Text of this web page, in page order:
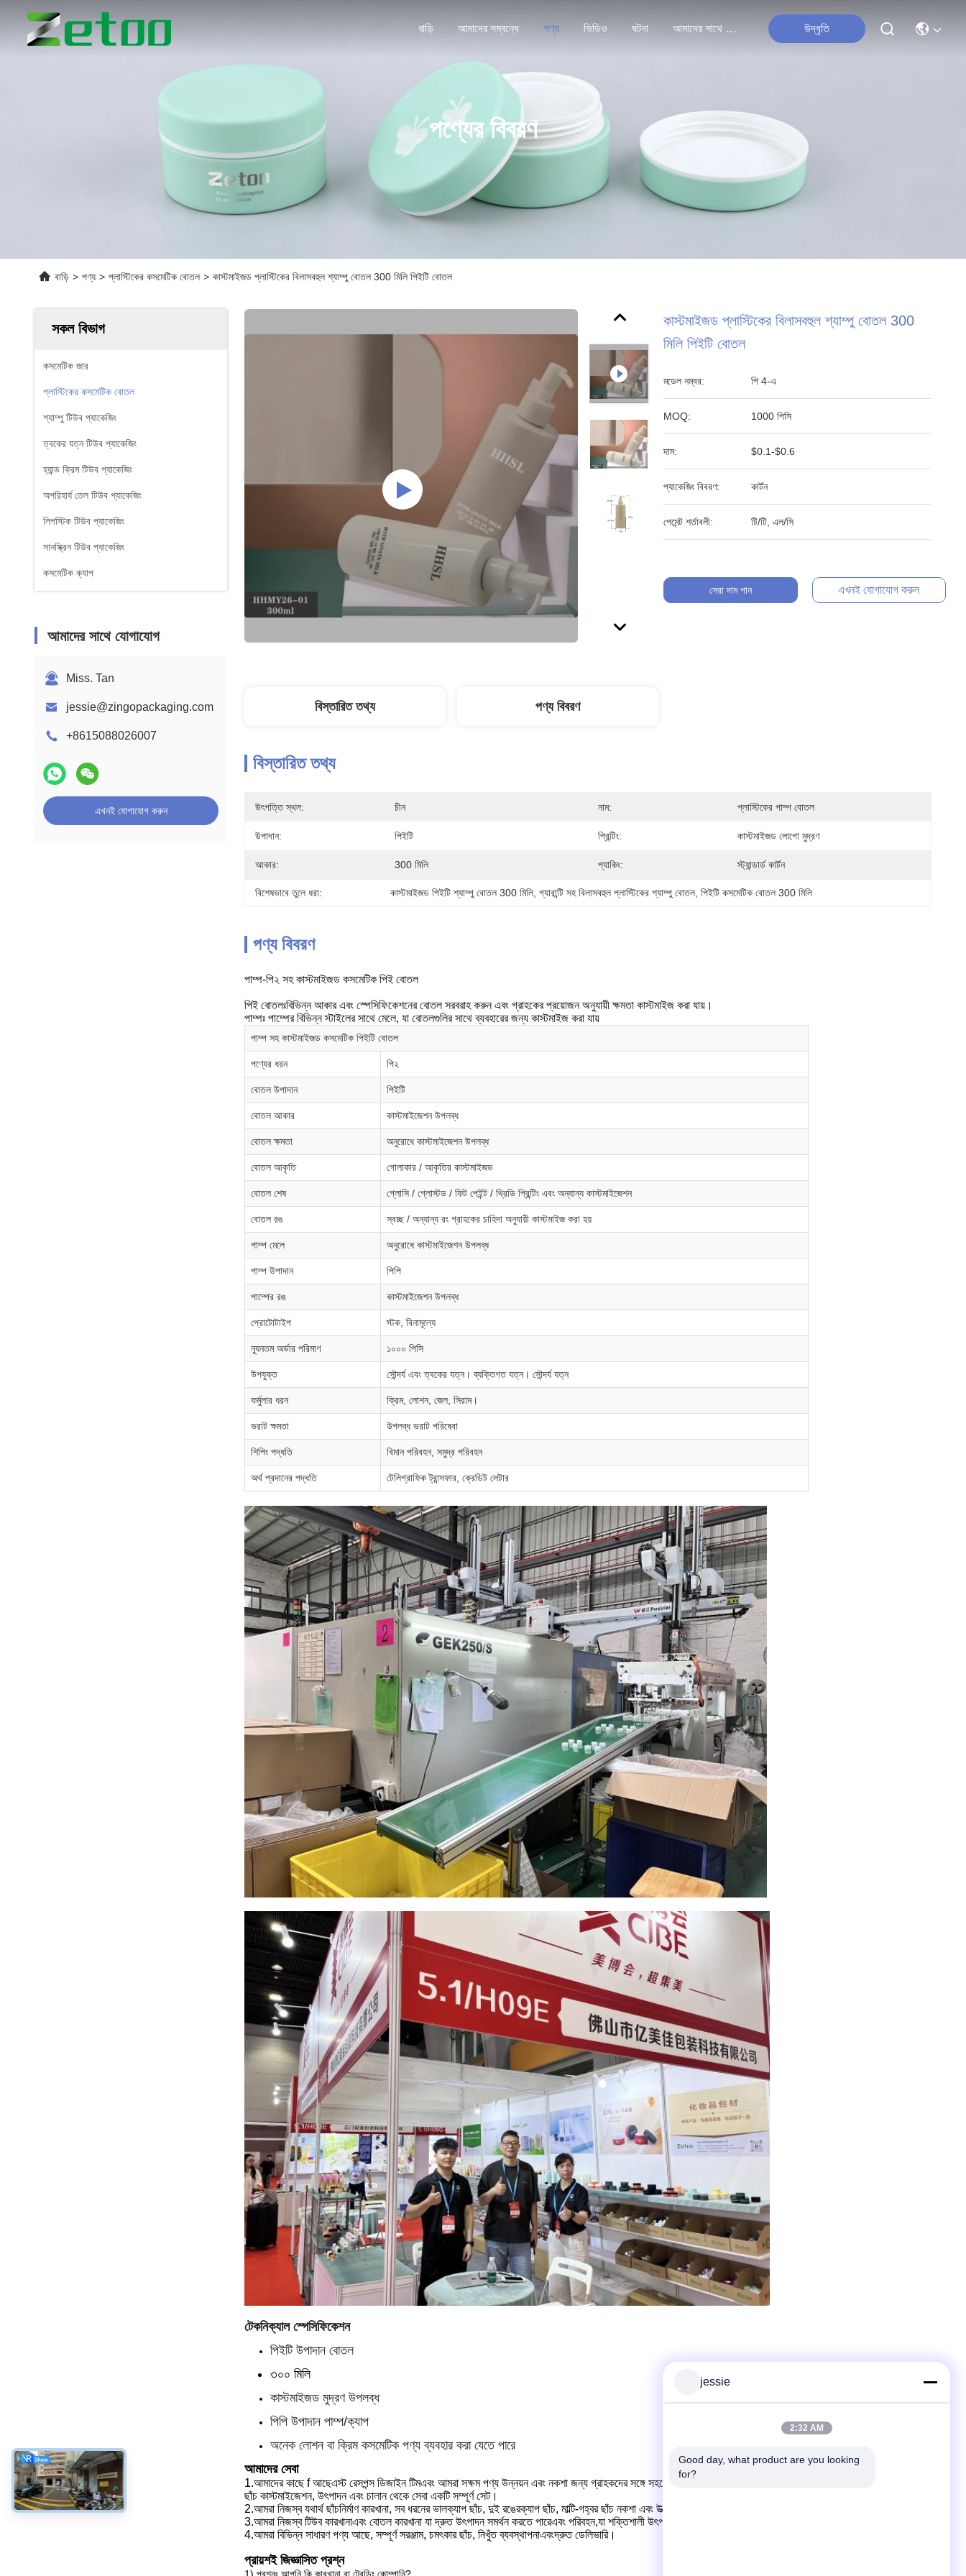
বাড়ি আমাদের সম্বন্ধে পণ্য ভিডিও ঘটনা আমাদের সাথে যোগাযোগ উদ্ধৃতি
পণ্যের বিবরণ
বাড়ি > পণ্য > প্লাস্টিকের কসমেটিক বোতল > কাস্টমাইজড প্লাস্টিকের বিলাসবহুল শ্যাম্পু বোতল 300 মিলি পিইটি বোতল
সকল বিভাগ
কসমেটিক জার
প্লাস্টিকের কসমেটিক বোতল
শ্যাম্পু টিউব প্যাকেজিং
ত্বকের যত্ন টিউব প্যাকেজিং
হ্যান্ড ক্রিম টিউব প্যাকেজিং
অপরিহার্য তেল টিউব প্যাকেজিং
লিপস্টিক টিউব প্যাকেজিং
সানস্ক্রিন টিউব প্যাকেজিং
কসমেটিক ক্যাপ
আমাদের সাথে যোগাযোগ
Miss. Tan
jessie@zingopackaging.com
+8615088026007
এখনই যোগাযোগ করুন
কাস্টমাইজড প্লাস্টিকের বিলাসবহুল শ্যাম্পু বোতল 300
মিলি পিইটি বোতল
মডেল নম্বর: পি 4-এ
MOQ: 1000 পিসি
দাম: $0.1-$0.6
প্যাকেজিং বিবরণ: কার্টন
পেমেন্ট শর্তাবলী: টি/টি, এল/সি
সেরা দাম পান এখনই যোগাযোগ করুন
বিস্তারিত তথ্য পণ্য বিবরণ
বিস্তারিত তথ্য
উৎপত্তি স্থল: চীন নাম: প্লাস্টিকের পাম্প বোতল
উপাদান: পিইটি প্রিন্টিং: কাস্টমাইজড লোগো মুদ্রণ
আকার: 300 মিলি প্যাকিং: স্ট্যান্ডার্ড কার্টন
বিশেষভাবে তুলে ধরা: কাস্টমাইজড পিইটি শ্যাম্পু বোতল 300 মিলি , গ্যারান্টি সহ বিলাসবহুল প্লাস্টিকের শ্যাম্পু বোতল , পিইটি কসমেটিক বোতল 300 মিলি
পণ্য বিবরণ
পাম্প-পি২ সহ কাস্টমাইজড কসমেটিক পিই বোতল
পিই বোতলঃবিভিন্ন আকার এবং স্পেসিফিকেশনের বোতল সরবরাহ করুন এবং গ্রাহকের প্রয়োজন অনুযায়ী ক্ষমতা কাস্টমাইজ করা যায়।
পাম্পঃ পাম্পের বিভিন্ন স্টাইলের সাথে মেলে, যা বোতলগুলির সাথে ব্যবহারের জন্য কাস্টমাইজ করা যায়
পাম্প সহ কাস্টমাইজড কসমেটিক পিইটি বোতল
পণ্যের ধরন পি২
বোতল উপাদান পিইটি
বোতল আকার কাস্টমাইজেশন উপলব্ধ
বোতল ক্ষমতা অনুরোধে কাস্টমাইজেশন উপলব্ধ
বোতল আকৃতি গোলাকার / আকৃতির কাস্টমাইজড
বোতল শেষ গ্লোসি / গ্লোস্টড / ফিট পেইন্ট / থ্রিডি প্রিন্টিং এবং অন্যান্য কাস্টমাইজেশন
বোতল রঙ স্বচ্ছ / অন্যান্য রং গ্রাহকের চাহিদা অনুযায়ী কাস্টমাইজ করা হয়
পাম্প মেলে অনুরোধে কাস্টমাইজেশন উপলব্ধ
পাম্প উপাদান পিপি
পাম্পের রঙ কাস্টমাইজেশন উপলব্ধ
প্রোটোটাইপ স্টক, বিনামূল্যে
ন্যূনতম অর্ডার পরিমাণ ১০০০ পিসি
উপযুক্ত সৌন্দর্য এবং ত্বকের যত্ন। ব্যক্তিগত যত্ন। সৌন্দর্য যত্ন
ফর্মুলার ধরন ক্রিম, লোশন, জেল, সিরাম।
ভরাট ক্ষমতা উপলব্ধ ভরাট পরিষেবা
শিপিং পদ্ধতি বিমান পরিবহন, সমুদ্র পরিবহন
অর্থ প্রদানের পদ্ধতি টেলিগ্রাফিক ট্রান্সফার, ক্রেডিট লেটার
টেকনিক্যাল স্পেসিফিকেশন
পিইটি উপাদান বোতল
৩০০ মিলি
কাস্টমাইজড মুদ্রণ উপলব্ধ
পিপি উপাদান পাম্প/ক্যাপ
অনেক লোশন বা ক্রিম কসমেটিক পণ্য ব্যবহার করা যেতে পারে
আমাদের সেবা
1.আমাদের কাছে f আছেএস্ট রেসপন্স ডিজাইন টিমএবং আমরা সক্ষম পণ্য উন্নয়ন এবং নকশা জন্য গ্রাহকদের সঙ্গে সহযোগিতা, প্রদান
ছাঁচ কাস্টমাইজেশন, উৎপাদন এবং চালান থেকে সেবা একটি সম্পূর্ণ সেট।
2.আমরা নিজস্ব যথার্থ ছাঁচনির্মাণ কারখানা, সব ধরনের ভালক্যাপ ছাঁচ, দুই রঙেরক্যাপ ছাঁচ, মাল্টি-গহ্বর ছাঁচ নকশা এবং উত্পাদন।
3.আমরা নিজস্ব টিউব কারখানাএবং বোতল কারখানা যা দ্রুত উৎপাদন সমর্থন করতে পারেএবং পরিবহন,যা শক্তিশালী উৎপাদন ক্ষমতা আছে
4.আমরা বিভিন্ন সাধারণ পণ্য আছে, সম্পূর্ণ সরঞ্জাম, চমৎকার ছাঁচ, নিখুঁত ব্যবস্থাপনাএবংদ্রুত ডেলিভারি।
প্রায়শই জিজ্ঞাসিত প্রশ্ন
jessie
2:32 AM
Good day, what product are you looking
for?